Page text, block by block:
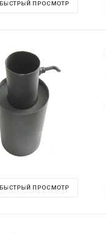
БЫСТРЫЙ ПРОСМОТР
БЫСТРЫЙ ПРОСМОТР